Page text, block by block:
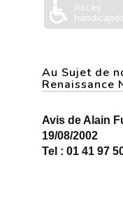
Accès
Au Sujet de
Renaissance
Avis de Alain
19/08/2002
Tel : 01 41 97